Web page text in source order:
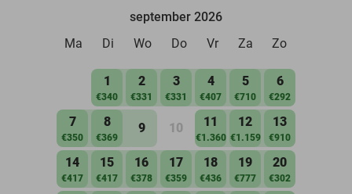
september 2026
Ma
Di Wo Do Vr Za Zo
1
€340
2
€331
3
€331
4
€407
5
€710
6
€292
7
€350
8
€369
9 10 11
€1.360
12
€1.159
13
€910
14
€417
15
€417
16
€378
17
€359
18
€436
19
€777
20
€302